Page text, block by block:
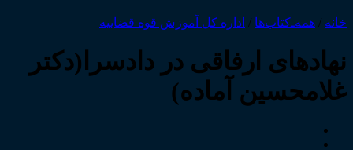
خانه / همه‌ـ‌کتاب‌ها / اداره کل آموزش قوه قضاییه
نهادهای ارفاقی در دادسرا(دکتر
غلامحسین آماده)